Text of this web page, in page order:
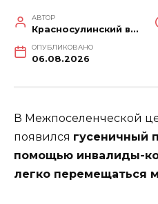
АВТОР
Красносулинский вестник
ОПУБЛИКОВАНО
06.08.2026
В Межпоселенческой
появился гусеничный
помощью инвалиды-
легко перемещаться